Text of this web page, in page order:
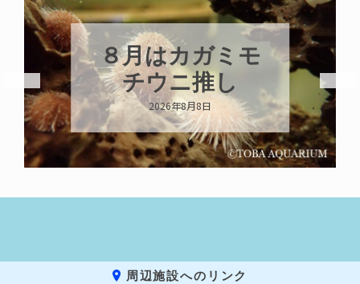
新発売！いちこ
キーホルダー
2026年8月8日
周辺施設へのリンク